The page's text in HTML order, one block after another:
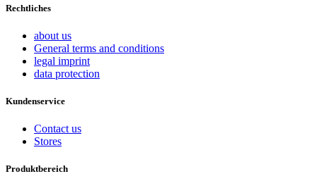
Rechtliches
about us
General terms and conditions
legal imprint
data protection
Kundenservice
Contact us
Stores
Produktbereich